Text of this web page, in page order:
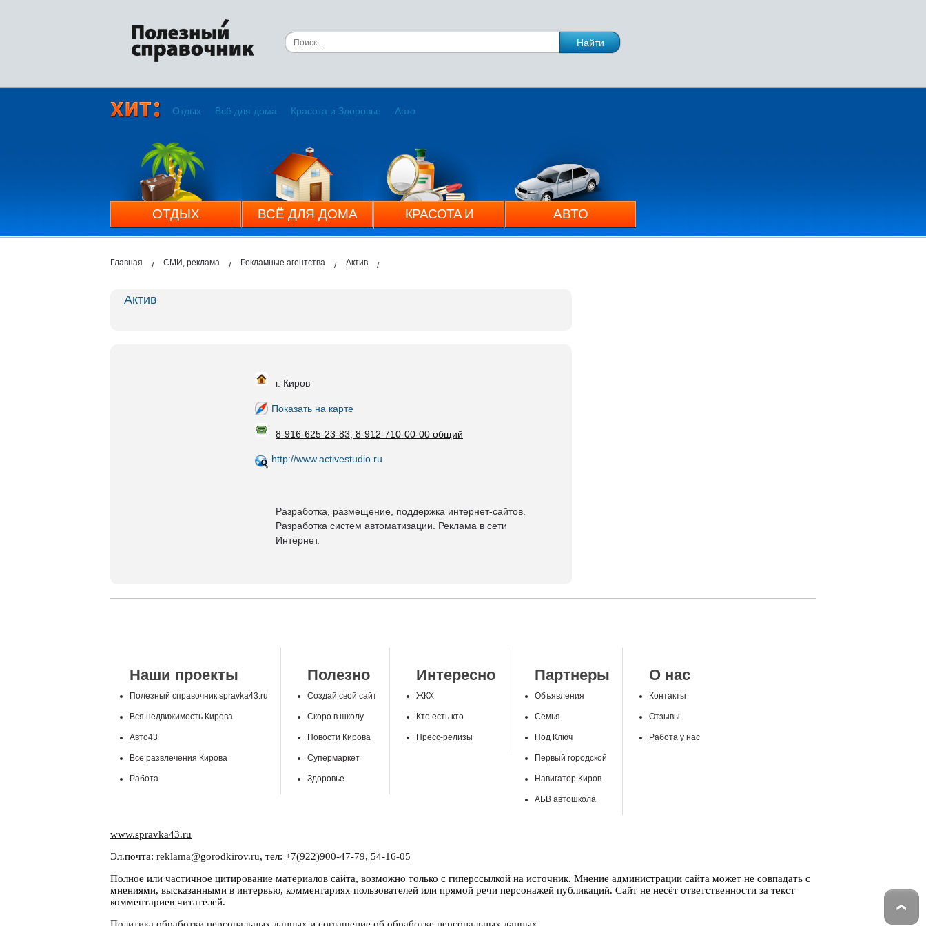
Отдых Всё для дома Красота и Здоровье Авто
ОТДЫХ ВСЁ ДЛЯ ДОМА
КРАСОТА И
ЗДОРОВЬЕ
АВТО
Главная СМИ, реклама Рекламные агентства Актив
Актив
г. Киров
Показать на карте
8-916-625-23-83, 8-912-710-00-00 общий
http://www.activestudio.ru
Разработка, размещение, поддержка интернет-сайтов.
Разработка систем автоматизации. Реклама в сети
Интернет.
Наши проекты
Полезный справочник spravka43.ru
Вся недвижимость Кирова
Авто43
Все развлечения Кирова
Работа
Полезно
Создай свой сайт
Скоро в школу
Новости Кирова
Супермаркет
Здоровье
Интересно
ЖКХ
Кто есть кто
Пресс-релизы
Партнеры
Объявления
Семья
Под Ключ
Первый городской
Навигатор Киров
АБВ автошкола
О нас
Контакты
Отзывы
Работа у нас
www.spravka43.ru
Эл.почта: reklama@gorodkirov.ru, тел: +7(922)900-47-79, 54-16-05
Полное или частичное цитирование материалов сайта, возможно только с гиперссылкой на источник. Мнение администрации сайта может не совпадать с
мнениями, высказанными в интервью, комментариях пользователей или прямой речи персонажей публикаций. Сайт не несёт ответственности за текст
комментариев читателей.
Политика обработки персональных данных и соглашение об обработке персональных данных